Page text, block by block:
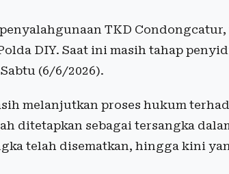
TKD
DIY. Saat ini masih tahap
(6/6/2026).
melanjutkan proses hukum
ditetapkan sebagai tersangka
telah disematkan, hingga kini